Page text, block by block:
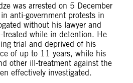
was arrested on 5 December
anti-government protests in
without his lawyer and
treated while in detention. He
trial and deprived of his
of up to 11 years, while his
other ill-treatment against the
effectively investigated.